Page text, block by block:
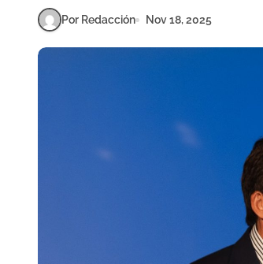
Por Redacción Nov 18, 2025